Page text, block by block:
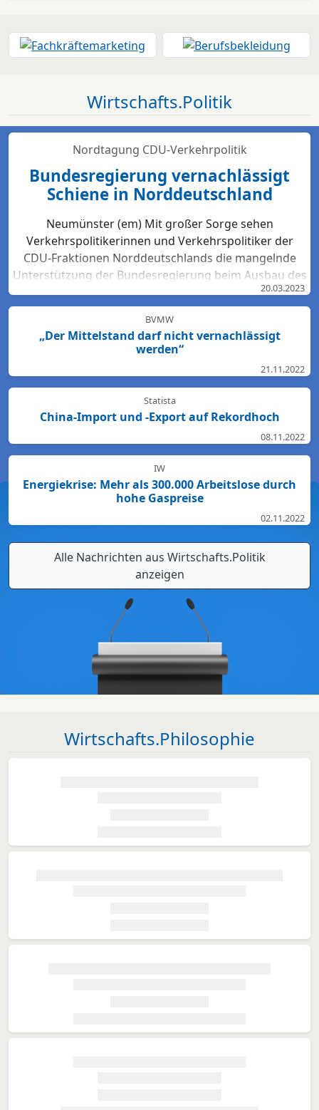
Wirtschafts.Politik
Nordtagung CDU-Verkehrpolitik
Bundesregierung vernachlässigt
Schiene in Norddeutschland
Neumünster (em) Mit großer Sorge sehen
Verkehrspolitikerinnen und Verkehrspolitiker der
CDU-Fraktionen Norddeutschlands die mangelnde
Unterstützung der Bundesregierung beim Ausbau des
Bahn-Netzes. Hartmut Bodeit, mobilitätspolitischer
Sprecher der bremischen CDUBürgerschaftsfraktion,
betont: „Die neuesten Bewertungen der DB Netz AG
lassen keinen Zweifel: Das Schienennetz ist in der
nirgendwo sonst in Deutschland. Für den Start des
Deutschlandtick...
20.03.2023
BVMW
„Der Mittelstand darf nicht vernachlässigt
werden“
21.11.2022
Statista
China-Import und -Export auf Rekordhoch
08.11.2022
IW
Energiekrise: Mehr als 300.000 Arbeitslose durch
hohe Gaspreise
02.11.2022
Alle Nachrichten aus Wirtschafts.Politik
anzeigen
Wirtschafts.Philosophie